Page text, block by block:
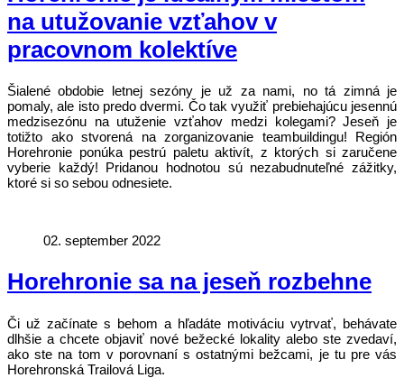
na utužovanie vzťahov v
pracovnom kolektíve
Šialené obdobie letnej sezóny je už za nami, no tá zimná je
pomaly, ale isto predo dvermi. Čo tak využiť prebiehajúcu jesennú
medzisezónu na utuženie vzťahov medzi kolegami? Jeseň je
totižto ako stvorená na zorganizovanie teambuildingu! Región
Horehronie ponúka pestrú paletu aktivít, z ktorých si zaručene
vyberie každý! Pridanou hodnotou sú nezabudnuteľné zážitky,
ktoré si so sebou odnesiete.
02. september 2022
Horehronie sa na jeseň rozbehne
Či už začínate s behom a hľadáte motiváciu vytrvať, behávate
dlhšie a chcete objaviť nové bežecké lokality alebo ste zvedaví,
ako ste na tom v porovnaní s ostatnými bežcami, je tu pre vás
Horehronská Trailová Liga.